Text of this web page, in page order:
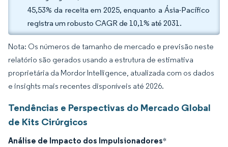
45,53% da receita em 2025, enquanto a Ásia-Pacífico
registra um robusto CAGR de 10,1% até 2031.
Nota: Os números de tamanho de mercado e previsão neste
relatório são gerados usando a estrutura de estimativa
proprietária da Mordor Intelligence, atualizada com os dados
e insights mais recentes disponíveis até 2026.
Tendências e Perspectivas do Mercado Global
de Kits Cirúrgicos
Análise de Impacto dos Impulsionadores*